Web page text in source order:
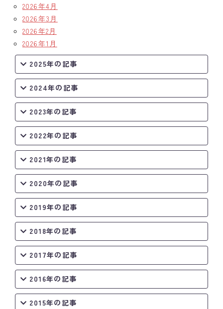
2026年4月
2026年3月
2026年2月
2026年1月
2025年の記事
2024年の記事
2023年の記事
2022年の記事
2021年の記事
2020年の記事
2019年の記事
2018年の記事
2017年の記事
2016年の記事
2015年の記事